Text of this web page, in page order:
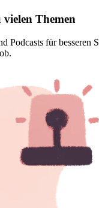
vielen Themen
Podcasts für besseren